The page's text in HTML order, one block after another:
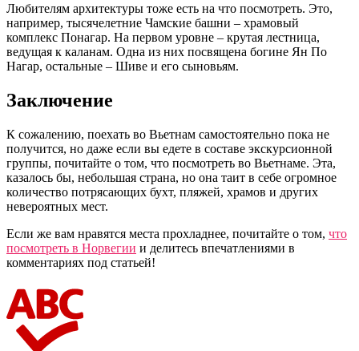
Любителям архитектуры тоже есть на что посмотреть. Это,
например, тысячелетние Чамские башни – храмовый
комплекс Понагар. На первом уровне – крутая лестница,
ведущая к каланам. Одна из них посвящена богине Ян По
Нагар, остальные – Шиве и его сыновьям.
Заключение
К сожалению, поехать во Вьетнам самостоятельно пока не
получится, но даже если вы едете в составе экскурсионной
группы, почитайте о том, что посмотреть во Вьетнаме. Эта,
казалось бы, небольшая страна, но она таит в себе огромное
количество потрясающих бухт, пляжей, храмов и других
невероятных мест.
Если же вам нравятся места прохладнее, почитайте о том, что
посмотреть в Норвегии и делитесь впечатлениями в
комментариях под статьей!